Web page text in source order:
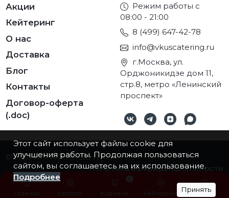
Акции
Кейтеринг
О нас
Доставка
Блог
Контакты
Договор-оферта
(.doc)
Режим работы с
08:00 - 21:00
8 (499) 647-42-78
info@vkuscatering.ru
г.Москва, ул.
Орджоникидзе дом 11,
стр.8, метро «Ленинский
проспект»
©2026ИП ТУМАНОВ П.М.
Политика конфиденциальности
Этот сайт использует файлы cookie для
улучшения работы. Продолжая пользоваться
сайтом, вы соглашаетесь на их использование.
Подробнее
Принять